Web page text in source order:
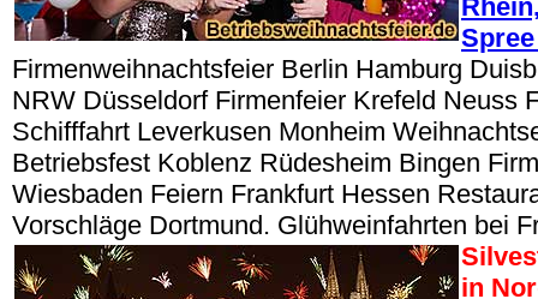
Firmenweihnachtsfeier Berlin Hamburg
NRW Düsseldorf Firmenfeier Krefeld Neuss
Schifffahrt Leverkusen Monheim
Betriebsfest Koblenz Rüdesheim Bingen
Wiesbaden Feiern Frankfurt Hessen
Vorschläge Dortmund. Glühweinfahrten bei
in